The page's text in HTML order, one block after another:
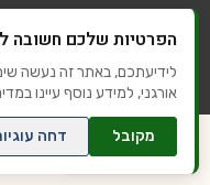
הפרטיות שלכם חשובה
אורגני, למידע נוסף עיינו
מקובל דחה
שנו העדפות פרטיות